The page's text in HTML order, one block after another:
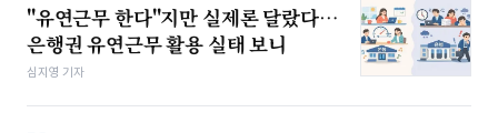
"유연근무 한다"지만 실제론 달랐다…
은행권 유연근무 활용 실태 보니
심지영 기자